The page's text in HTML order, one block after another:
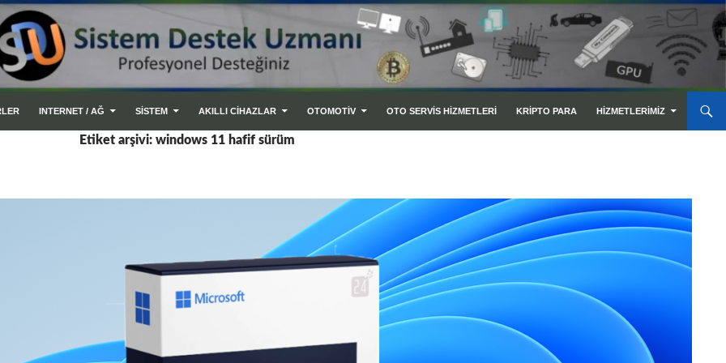
INTERNET / AĞ SİSTEM AKILLI CIHAZLAR OTOMOTİV OTO SERVIS HIZMETLERI KRIPTO PARA HIZMETLERIMIZ
Etiket arşivi: windows 11 hafif sürüm